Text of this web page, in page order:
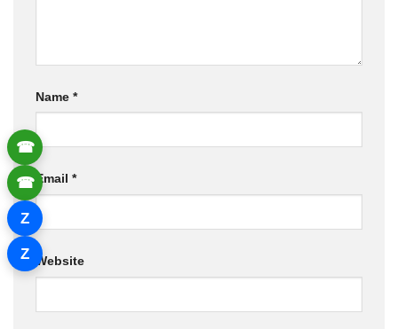
Name *
Email *
Website
☎
☎
Z
Z